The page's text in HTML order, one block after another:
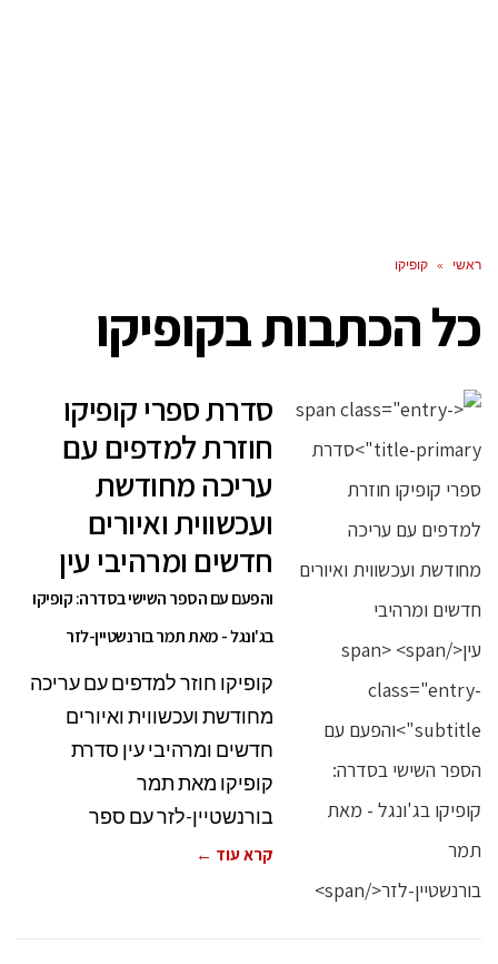
ראשי » קופיקו
כל הכתבות בקופיקו
סדרת ספרי קופיקו
חוזרת למדפים עם
עריכה מחודשת
ועכשווית ואיורים
חדשים ומרהיבי עין
והפעם עם הספר השישי בסדרה: קופיקו
בג'ונגל - מאת תמר בורנשטיין-לזר
קופיקו חוזר למדפים עם עריכה
מחודשת ועכשווית ואיורים
חדשים ומרהיבי עין סדרת
קופיקו מאת תמר
בורנשטיין-לזר עם ספר
קרא עוד ←